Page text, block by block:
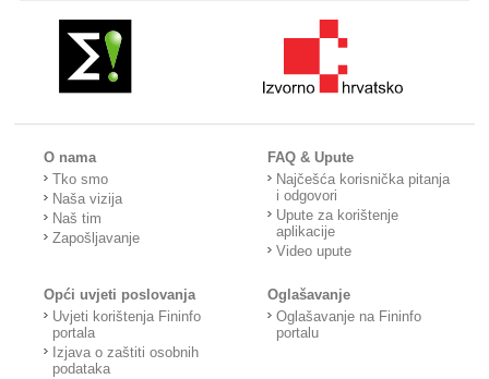
O nama
Tko smo
Naša vizija
Naš tim
Zapošljavanje
FAQ & Upute
Najčešća korisnička pitanja
i odgovori
Upute za korištenje
aplikacije
Video upute
Opći uvjeti poslovanja
Uvjeti korištenja Fininfo
portala
Izjava o zaštiti osobnih
podataka
Oglašavanje
Oglašavanje na Fininfo
portalu